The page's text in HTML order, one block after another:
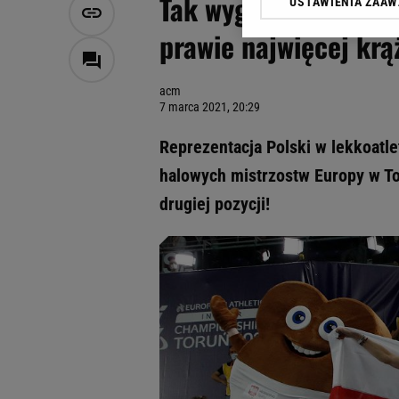
Tak wygląda
prawie najwięcej
acm
7 marca 2021, 20:29
Reprezentacja Polski w
halowych mistrzostw Europy w
drugiej pozycji!
Klikając „Akceptuję”
Zaufanych Partnerów i
dotyczące plików
odnośnik „Ustawienia
Użycie dokładnych
Przechowywanie
badnie odbiorców i